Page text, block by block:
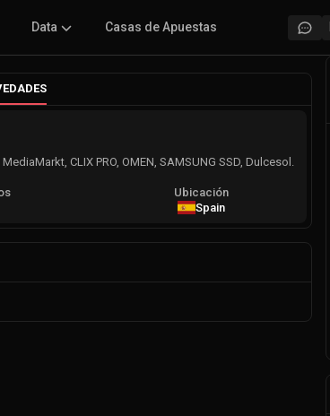
Data Casas de Apuestas
CLIX PRO, OMEN, SAMSUNG SSD, Dulcesol.
Ubicación
Spain